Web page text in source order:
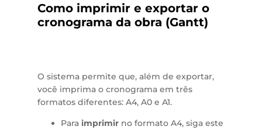
Como imprimir e exportar o
cronograma da obra (Gantt)
O sistema permite que, além de exportar,
você imprima o cronograma em três
formatos diferentes: A4, A0 e A1.
Para imprimir no formato A4, siga este